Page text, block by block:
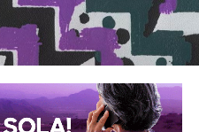
desde que se casaron no
tomarse un café conmigo! Y
entre llamada y llamada,
«¿Te vas a tardar
penosas condiciones
en la otra vida, donde